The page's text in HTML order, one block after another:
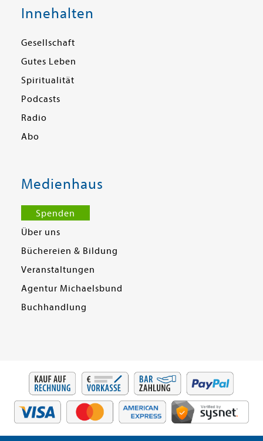
Innehalten
Gesellschaft
Gutes Leben
Spiritualität
Podcasts
Radio
Abo
Medienhaus
Spenden
Über uns
Büchereien & Bildung
Veranstaltungen
Agentur Michaelsbund
Buchhandlung